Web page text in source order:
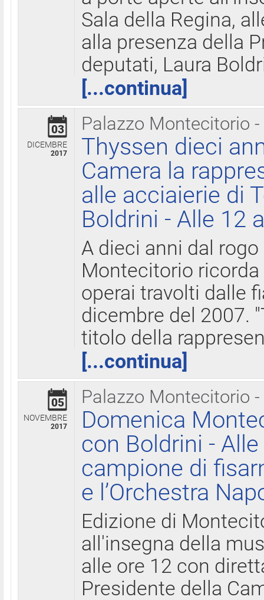
Sala della Regina,
alla presenza della
deputati, Laura
[...continua]
Palazzo Montecitorio
03
DICEMBRE
2017
Thyssen dieci
Camera la
alle acciaierie di
Boldrini - Alle 12
A dieci anni dal
Montecitorio
operai travolti dalle
dicembre del 2007.
titolo della
[...continua]
Palazzo Montecitorio
05
NOVEMBRE
2017
Domenica
con Boldrini -
campione di
e l’Orchestra
Edizione di
all'insegna della
alle ore 12 con
Presidente della